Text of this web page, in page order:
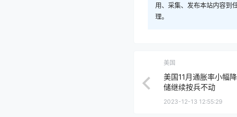
用、采集、发布本站内容到
理。
美国
美国11月通胀率小幅
储继续按兵不动
2023-12-13 12:55:29